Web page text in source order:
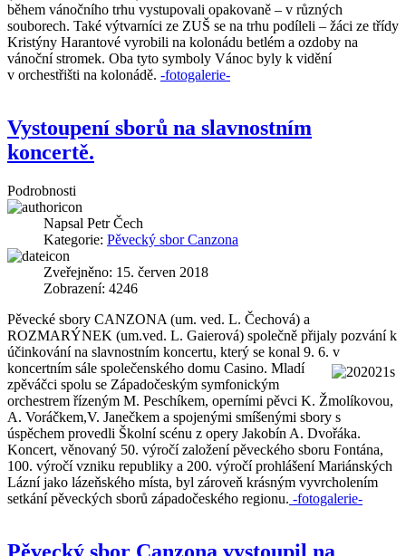
během vánočního trhu vystupovali opakovaně – v různých
souborech. Také výtvarníci ze ZUŠ se na trhu podíleli – žáci ze třídy
Kristýny Harantové vyrobili na kolonádu betlém a ozdoby na
vánoční stromek. Oba tyto symboly Vánoc byly k vidění
v orchestřišti na kolonádě. -fotogalerie-
Vystoupení sborů na slavnostním
koncertě.
Podrobnosti
Napsal Petr Čech
Kategorie: Pěvecký sbor Canzona
Zveřejněno: 15. červen 2018
Zobrazení: 4246
Pěvecké sbory CANZONA (um. ved. L. Čechová) a
ROZMARÝNEK (um.ved. L. Gaierová) společně přijaly pozvání k
účinkování na slavnostním koncertu, který se konal 9. 6. v
koncertním sále společenského domu Casino. Mladí
zpěváčci spolu se Západočeským symfonickým
orchestrem řízeným M. Peschíkem, operními pěvci K. Žmolíkovou,
A. Voráčkem,V. Janečkem a spojenými smíšenými sbory s
úspěchem provedli Školní scénu z opery Jakobín A. Dvořáka.
Koncert, věnovaný 50. výročí založení pěveckého sboru Fontána,
100. výročí vzniku republiky a 200. výročí prohlášení Mariánských
Lázní jako lázeňského místa, byl zároveň krásným vyvrcholením
setkání pěveckých sborů západočeského regionu. -fotogalerie-
Pěvecký sbor Canzona vystoupil na